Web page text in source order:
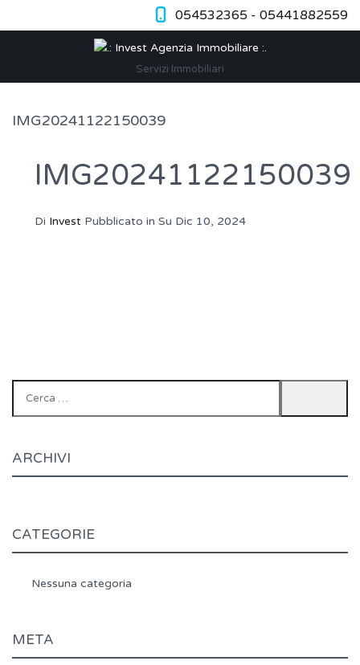
054532365 - 05441882559
Servizi Immobiliari
IMG20241122150039
IMG20241122150039
Di Invest Pubblicato in Su Dic 10, 2024
ARCHIVI
CATEGORIE
Nessuna categoria
META